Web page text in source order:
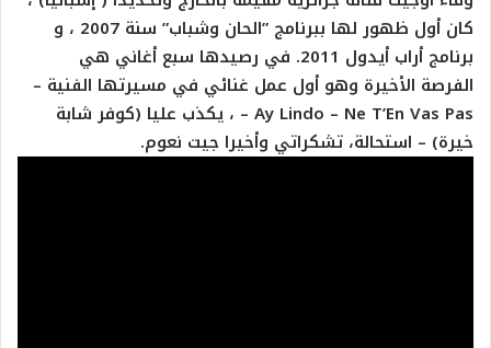
كان أول ظهور لها ببرنامج ”الحان وشباب” سنة 2007 ، و
برنامج أراب أيدول 2011. في رصيدها سبع أغاني هي
الفرصة الأخيرة وهو أول عمل غنائي في مسيرتها الفنية –
Ay Lindo – Ne T’En Vas Pas – ، يكذب عليا (كوفر شابة
خيرة) – استحالة، تشكراتي وأخيرا جيت نعوم.